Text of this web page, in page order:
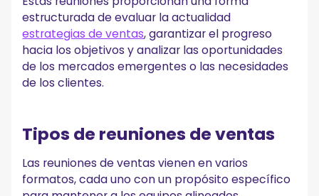
estructurada de evaluar la actualidad
estrategias de ventas, garantizar el progreso
hacia los objetivos y analizar las oportunidades
de los mercados emergentes o las necesidades
de los clientes.
Tipos de reuniones de ventas
Las reuniones de ventas vienen en varios
formatos, cada uno con un propósito específico